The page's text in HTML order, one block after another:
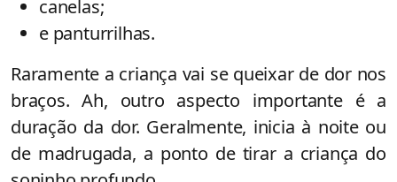
canelas;
e panturrilhas.
Raramente a criança vai se queixar de dor nos
braços. Ah, outro aspecto importante é a
duração da dor. Geralmente, inicia à noite ou
de madrugada, a ponto de tirar a criança do